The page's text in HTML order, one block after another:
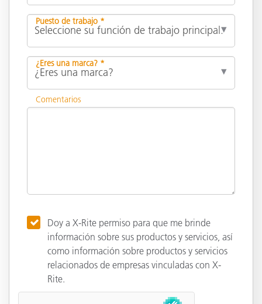
Puesto de trabajo *
¿Eres una marca? *
Comentarios
Doy a X-Rite permiso para que me brinde
información sobre sus productos y servicios, así
como información sobre productos y servicios
relacionados de empresas vinculadas con X-
Rite.